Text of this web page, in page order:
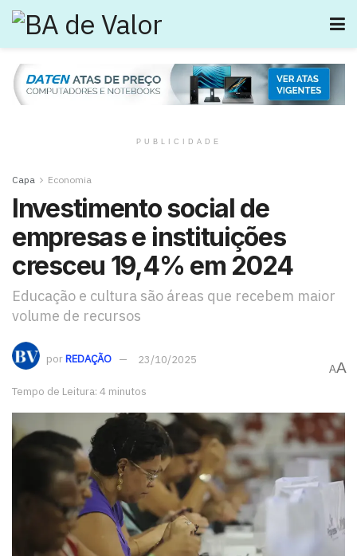
PUBLICIDADE
Capa Economia
Investimento social de
empresas e instituições
cresceu 19,4% em 2024
Educação e cultura são áreas que recebem maior
volume de recursos
porREDAÇÃO 23/10/2025
Tempo de Leitura: 4 minutos
AA